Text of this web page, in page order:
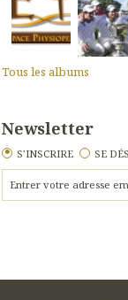
Tous les albums
Newsletter
S'INSCRIRE SE